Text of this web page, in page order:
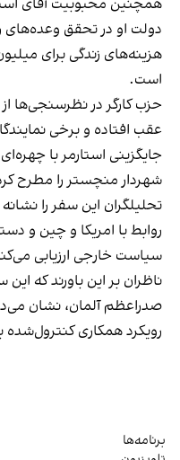
دولت او در تحقق
هزینه‌های زندگی برای
است.
حزب کارگر در نظرسنجی‌ها
عقب افتاده و برخی
جایگزینی استارمر با چهره‌ای
شهردار منچستر را مطرح
تحلیلگران این سفر را نشانه
روابط با امریکا و چین و
سیاست خارجی ارزیابی
ناظران بر این باورند که
صدراعظم آلمان، نشان
رویکرد همکاری کنترول‌شده
برنامه‌ها